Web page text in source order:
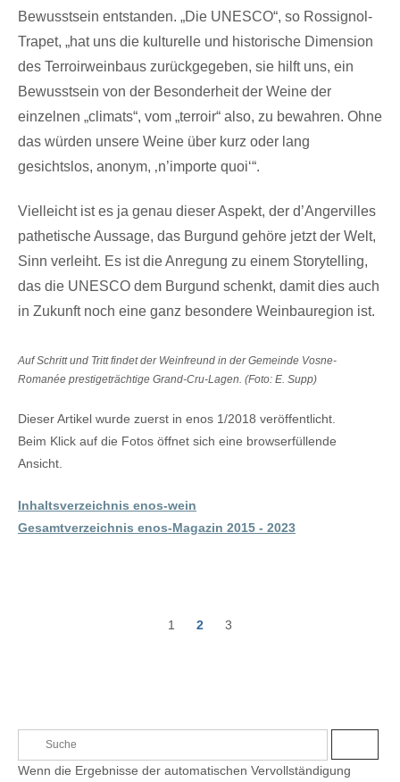
Bewusstsein entstanden. „Die UNESCO“, so Rossignol-
Trapet, „hat uns die kulturelle und historische Dimension
des Terroirweinbaus zurückgegeben, sie hilft uns, ein
Bewusstsein von der Besonderheit der Weine der
einzelnen „climats“, vom „terroir“ also, zu bewahren. Ohne
das würden unsere Weine über kurz oder lang
gesichtslos, anonym, ‚n’importe quoi‘“.
Vielleicht ist es ja genau dieser Aspekt, der d’Angervilles
pathetische Aussage, das Burgund gehöre jetzt der Welt,
Sinn verleiht. Es ist die Anregung zu einem Storytelling,
das die UNESCO dem Burgund schenkt, damit dies auch
in Zukunft noch eine ganz besondere Weinbauregion ist.
Auf Schritt und Tritt findet der Weinfreund in der Gemeinde Vosne-
Romanée prestigeträchtige Grand-Cru-Lagen. (Foto: E. Supp)
Dieser Artikel wurde zuerst in enos 1/2018 veröffentlicht.
Beim Klick auf die Fotos öffnet sich eine browserfüllende
Ansicht.
Inhaltsverzeichnis enos-wein
Gesamtverzeichnis enos-Magazin 2015 - 2023
t
s
1 2 3
e
Wenn die Ergebnisse der automatischen Vervollständigung